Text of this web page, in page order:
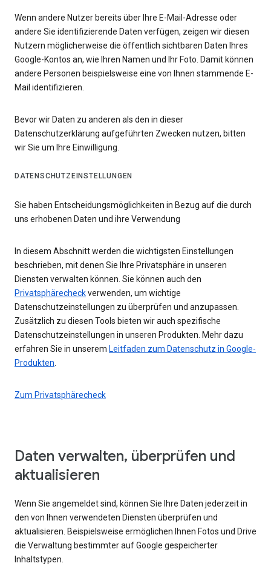
Wenn andere Nutzer bereits über Ihre E-Mail-Adresse oder
andere Sie identifizierende Daten verfügen, zeigen wir diesen
Nutzern möglicherweise die öffentlich sichtbaren Daten Ihres
Google-Kontos an, wie Ihren Namen und Ihr Foto. Damit können
andere Personen beispielsweise eine von Ihnen stammende E-
Mail identifizieren.
Bevor wir Daten zu anderen als den in dieser
Datenschutzerklärung aufgeführten Zwecken nutzen, bitten
wir Sie um Ihre Einwilligung.
DATENSCHUTZEINSTELLUNGEN
Sie haben Entscheidungsmöglichkeiten in Bezug auf die durch
uns erhobenen Daten und ihre Verwendung
In diesem Abschnitt werden die wichtigsten Einstellungen
beschrieben, mit denen Sie Ihre Privatsphäre in unseren
Diensten verwalten können. Sie können auch den
Privatsphärecheckverwenden, um wichtige
Datenschutzeinstellungen zu überprüfen und anzupassen.
Zusätzlich zu diesen Tools bieten wir auch spezifische
Datenschutzeinstellungen in unseren Produkten. Mehr dazu
erfahren Sie in unserem Leitfaden zum Datenschutz in Google-
Produkten
Zum Privatsphärecheck
Daten verwalten, überprüfen und
aktualisieren
Wenn Sie angemeldet sind, können Sie Ihre Daten jederzeit in
den von Ihnen verwendeten Diensten überprüfen und
aktualisieren. Beispielsweise ermöglichen Ihnen Fotos und Drive
die Verwaltung bestimmter auf Google gespeicherter
Inhaltstypen.